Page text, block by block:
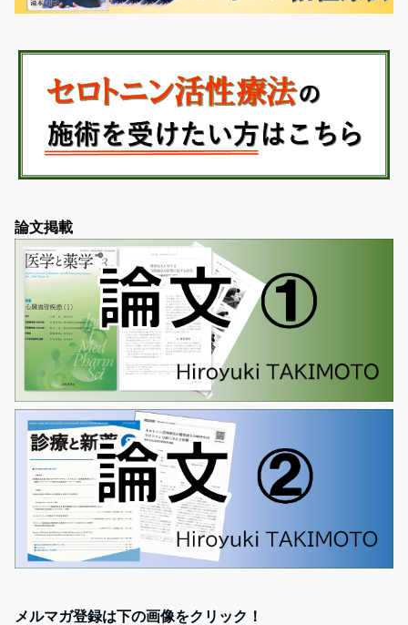
論文掲載
メルマガ登録は下の画像をクリック！